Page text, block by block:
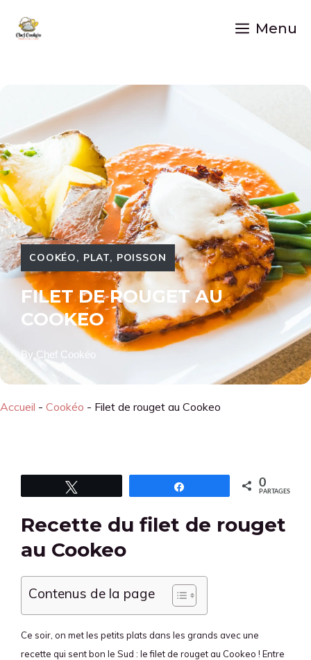
Menu
COOKÉO, PLAT, POISSON
FILET DE ROUGET AU
COOKEO
By Chef Cookéo
Accueil - Cookéo - Filet de rouget au Cookeo
0
PARTAGES
Recette du filet de rouget
au Cookeo
Contenus de la page
Ce soir, on met les petits plats dans les grands avec une
recette qui sent bon le Sud : le filet de rouget au Cookeo ! Entre